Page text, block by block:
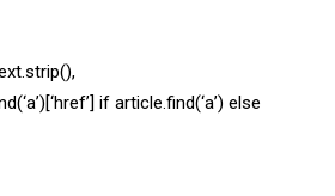
if article.find(‘a’) else